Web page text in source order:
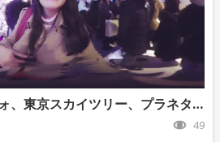
【360度動画🌸】ルモォ、東京スカイツリー、プラネタリウム
49